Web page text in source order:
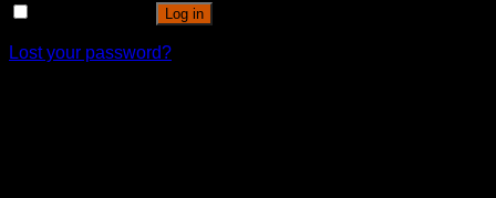
Log in
Lost your password?